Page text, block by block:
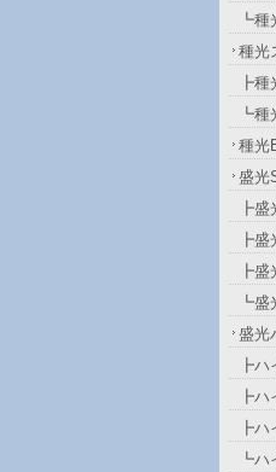
┗種
種光
┣種
┗種
種光
盛光
┣盛
┣盛
┣盛
┗盛
盛光
┣ハ
┣ハ
┣ハ
┗ハ